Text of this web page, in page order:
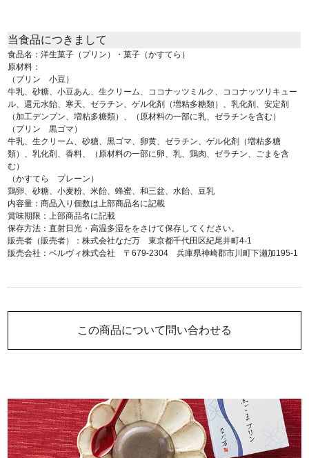
この商品について問い合わせる
当食品につきまして
食品名：洋生菓子（プリン）・菓子（かすてら）
原材料：
（プリン 小豆）
牛乳、砂糖、小豆あん、生クリーム、ココナッツミルク、ココナッツリキュー
ル、還元水飴、寒天、ゼラチン、ゲル化剤（増粘多糖類）、乳化剤、安定剤
（加工デンプン、増粘多糖類）、（原材料の一部に乳、ゼラチンを含む）
（プリン 黒ゴマ）
牛乳、生クリーム、砂糖、黒ゴマ、卵黄、ゼラチン、ゲル化剤（増粘多糖
類）、乳化剤、香料、（原材料の一部に卵、乳、鶏肉、ゼラチン、ごまを含
む）
（かすてら プレーン）
鶏卵、砂糖、小麦粉、米飴、蜂蜜、和三盆、水飴、豆乳
内容量：商品入り個数は上部商品名に記載
賞味期限：上部商品名に記載
保存方法：直射日光・高温多湿ををさけて保存してください。
販売者（販売者）：株式会社なだ万 東京都千代田区紀尾井町4-1
販売会社：ベルヴィ株式会社 〒679-2304 兵庫県神崎郡市川町下瀬加195-1